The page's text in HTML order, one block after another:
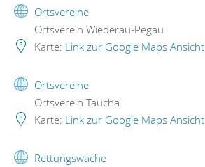
Ortsvereine
Ortsverein Wiederau-Pegau
Karte: Link zur Google Maps Ansicht
Ortsvereine
Ortsverein Taucha
Karte: Link zur Google Maps Ansicht
Rettungswache